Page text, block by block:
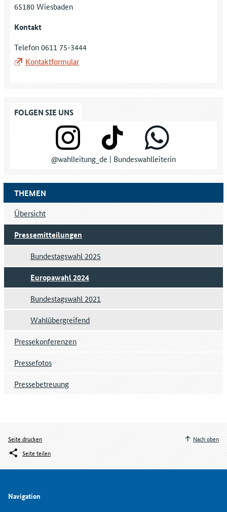
THEMEN
Übersicht
Pressemitteilungen
Bundestagswahl 2025
Europawahl 2024
Bundestagswahl 2021
Wahlübergreifend
Pressekonferenzen
Pressefotos
Pressebetreuung
65180 Wiesbaden
Kontakt
Telefon 0611 75-3444
Kontaktformular
FOLGEN SIE UNS
@wahlleitung_de | Bundeswahlleiterin
Seite drucken
Seite teilen
Nach oben
Navigation